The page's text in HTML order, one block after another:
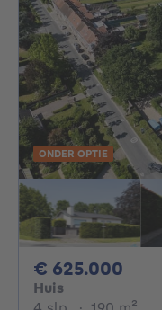
ONDER OPTIE
€ 625.000
Huis